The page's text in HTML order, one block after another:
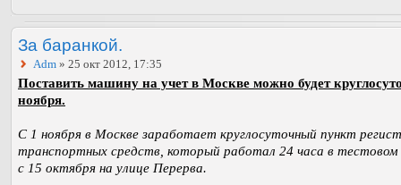
За баранкой.
Adm » 25 окт 2012, 17:35
Поставить машину на учет в Москве можно будет
ноября.
С 1 ноября в Москве заработает круглосуточный пункт
транспортных средств, который работал 24 часа в
с 15 октября на улице Перерва.